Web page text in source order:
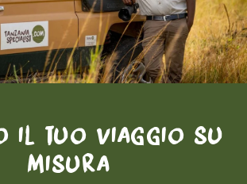
il tuo viaggio su
misura